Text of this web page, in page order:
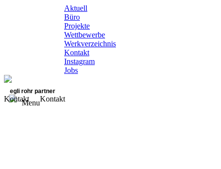
Aktuell
Büro
Projekte
Wettbewerbe
Werkverzeichnis
Kontakt
Instagram
Jobs
egli rohr partner
Menu
Kontakt Kontakt